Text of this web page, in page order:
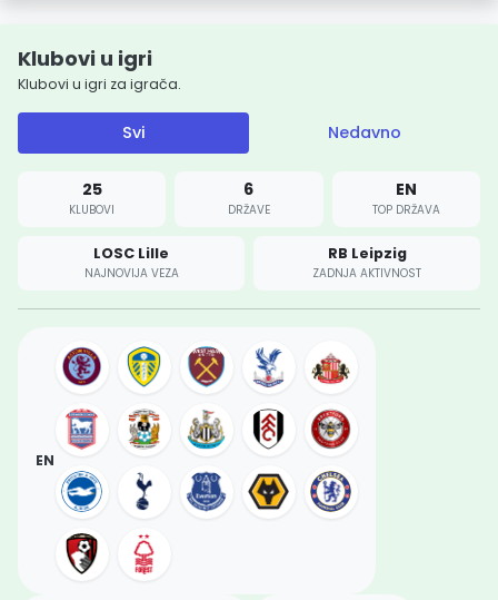
Klubovi u igri
Klubovi u igri za igrača.
Svi Nedavno
25
KLUBOVI
6
DRŽAVE
EN
TOP DRŽAVA
LOSC Lille
NAJNOVIJA VEZA
RB Leipzig
ZADNJA AKTIVNOST
EN